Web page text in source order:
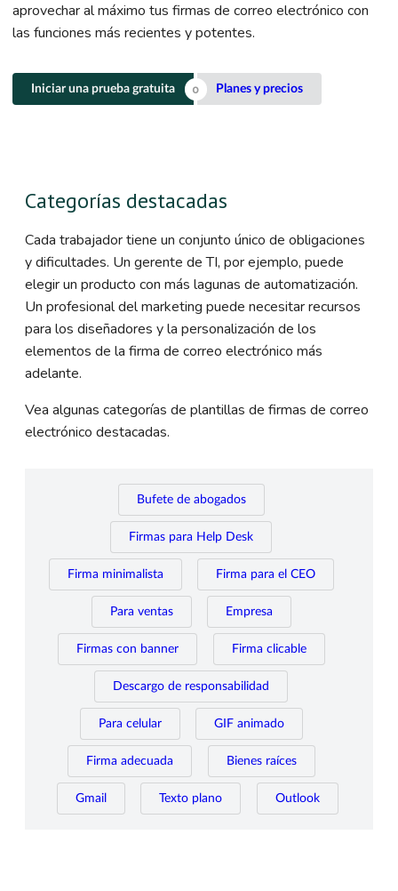
aprovechar al máximo tus firmas de correo electrónico con
las funciones más recientes y potentes.
Iniciar una prueba gratuita Planes y precios
Categorías destacadas
Cada trabajador tiene un conjunto único de obligaciones
y dificultades. Un gerente de TI, por ejemplo, puede
elegir un producto con más lagunas de automatización.
Un profesional del marketing puede necesitar recursos
para los diseñadores y la personalización de los
elementos de la firma de correo electrónico más
adelante.
Vea algunas categorías de plantillas de firmas de correo
electrónico destacadas.
Bufete de abogados
Firmas para Help Desk
Firma minimalista Firma para el CEO
Para ventas Empresa
Firmas con banner Firma clicable
Descargo de responsabilidad
Para celular GIF animado
Firma adecuada Bienes raíces
Gmail Texto plano Outlook